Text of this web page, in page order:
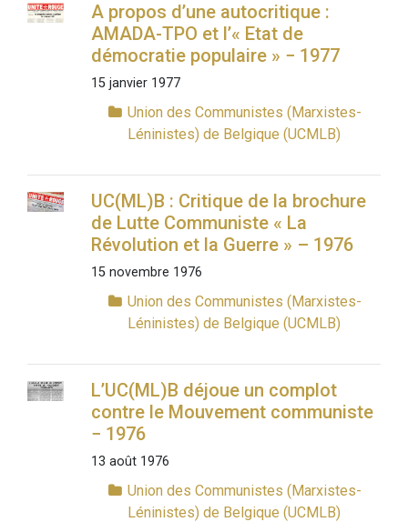
A propos d’une autocritique :
AMADA-TPO et l’« Etat de
démocratie populaire » − 1977
15 janvier 1977
Union des Communistes (Marxistes-
Léninistes) de Belgique (UCMLB)
UC(ML)B : Critique de la brochure
de Lutte Communiste « La
Révolution et la Guerre » – 1976
15 novembre 1976
Union des Communistes (Marxistes-
Léninistes) de Belgique (UCMLB)
L’UC(ML)B déjoue un complot
contre le Mouvement communiste
− 1976
13 août 1976
Union des Communistes (Marxistes-
Léninistes) de Belgique (UCMLB)